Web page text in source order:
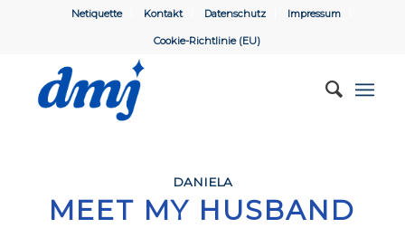
Netiquette Kontakt Datenschutz Impressum
Cookie-Richtlinie (EU)
DANIELA
MEET MY HUSBAND